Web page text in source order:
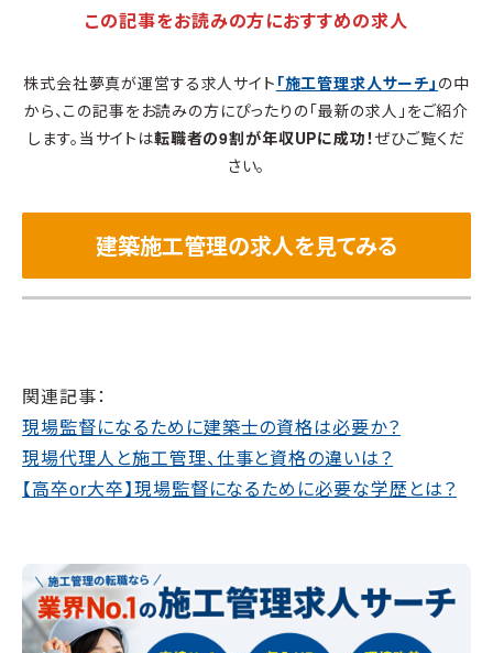
この記事をお読みの方におすすめの求人
株式会社夢真が運営する求人サイト 「施工管理求人サーチ」 の中
から、この記事をお読みの方にぴったりの「最新の求人」をご紹介
します。当サイトは転職者の9割が年収UPに成功！ぜひご覧くだ
さい。
建築施工管理の求人を見てみる
関連記事：
現場監督になるために建築士の資格は必要か？
現場代理人と施工管理、仕事と資格の違いは？
【高卒or大卒】現場監督になるために必要な学歴とは？